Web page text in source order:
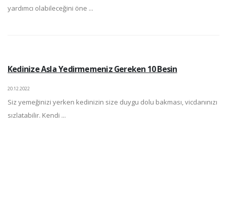
yardımcı olabileceğini öne ...
Kedinize Asla Yedirmemeniz Gereken 10 Besin
20.12.2022
Siz yemeğinizi yerken kedinizin size duygu dolu bakması, vicdanınızı
sızlatabilir. Kendi ...